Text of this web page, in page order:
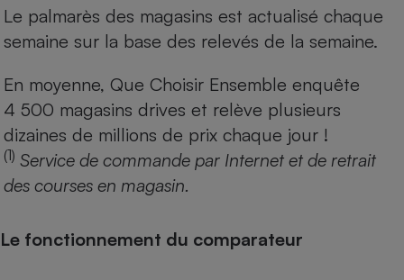
Le palmarès des magasins est actualisé chaque
semaine sur la base des relevés de la semaine.
En moyenne, Que Choisir Ensemble enquête
4 500 magasins drives et relève plusieurs
dizaines de millions de prix chaque jour !
(1) Service de commande par Internet et de retrait
des courses en magasin.
Le fonctionnement du comparateur